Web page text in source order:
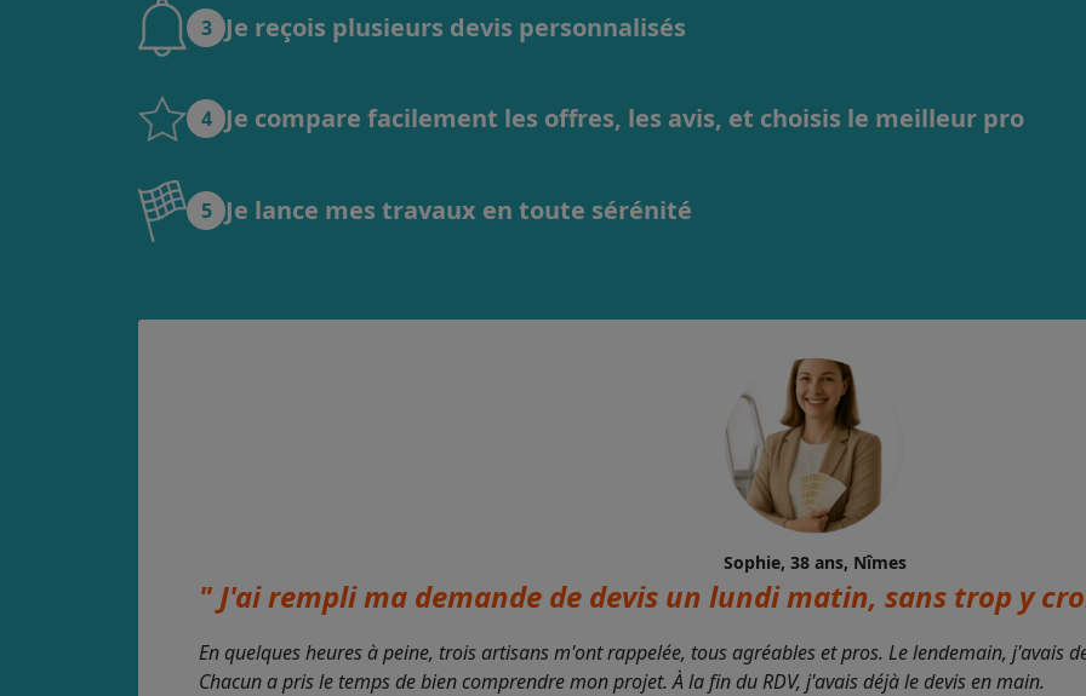
3 Je reçois plusieurs devis personnalisés
4 Je compare facilement les offres, les avis, et choisis le meilleur pro
5 Je lance mes travaux en toute sérénité
Sophie, 38 ans, Nîmes
" J'ai rempli ma demande de devis un lundi matin, sans trop y
En quelques heures à peine, trois artisans m'ont rappelée, tous agréables et pros. Le lendemain, j'avais
Chacun a pris le temps de bien comprendre mon projet. À la fin du RDV, j'avais déjà le devis en main.